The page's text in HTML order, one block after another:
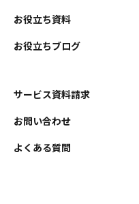
お役立ち資料
お役立ちブログ
サービス資料請求
お問い合わせ
よくある質問